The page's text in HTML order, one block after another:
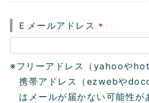
Ｅメールアドレス
(
必
須
)
※フリーアドレス（yahooや
携帯アドレス（ezwebや
はメールが届かない可能性が